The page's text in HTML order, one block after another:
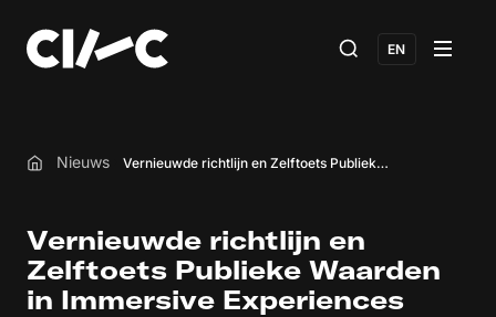
EN
Home
Nieuws Vernieuwde richtlijn en Zelftoets Publieke Waarden in Immersive Experiences
Vernieuwde richtlijn en
Zelftoets Publieke Waarden
in Immersive Experiences